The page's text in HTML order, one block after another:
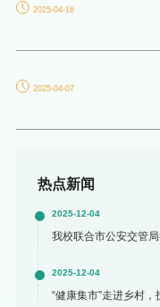
2025-04-16
2025-04-07
热点新闻
2025-12-04
我校联合市公安交管
2025-12-04
“健康集市”走进乡村，